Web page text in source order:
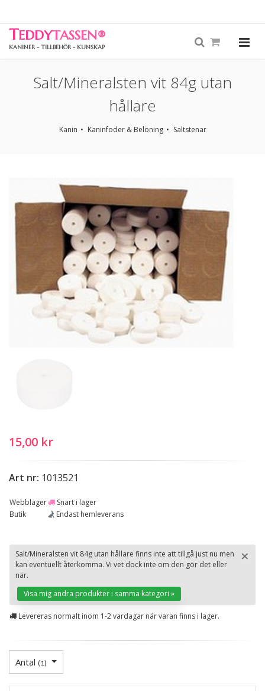
TEDDYTASSEN®
KANINER - TILLBEHÖR - KUNSKAP
Salt/Mineralsten vit 84g utan
hållare
Kanin Kaninfoder & Belöning Saltstenar
15,00 kr
Art nr: 1013521
Webblager
Snart i lager
Butik
Endast hemleverans
×
Salt/Mineralsten vit 84g utan hållare finns inte att tillgå just nu men
kan eventuellt återkomma. Vi vet dock inte om den gör det eller
när.
Visa mig andra produkter i samma kategori »
Levereras normalt inom 1-2 vardagar när varan finns i lager.
Antal (1)